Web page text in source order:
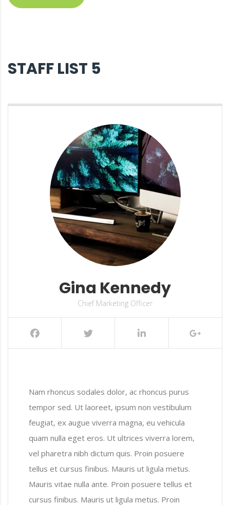
STAFF LIST 5
Gina Kennedy
Chief Marketing Officer
Nam rhoncus sodales dolor, ac rhoncus purus
tempor sed. Ut laoreet, ipsum non vestibulum
feugiat, ex augue viverra magna, eu vehicula
quam nulla eget eros. Ut ultrices viverra lorem,
vel pharetra nibh dictum quis. Proin posuere
tellus et cursus finibus. Mauris ut ligula metus.
Mauris vitae nulla ante. Proin posuere tellus et
cursus finibus. Mauris ut ligula metus. Proin